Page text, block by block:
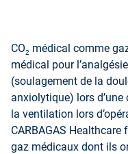
CO2 médical comme
médical pour
(soulagement de la
anxiolytique) lors
la ventilation lors
CARBAGAS
gaz médicaux dont ils